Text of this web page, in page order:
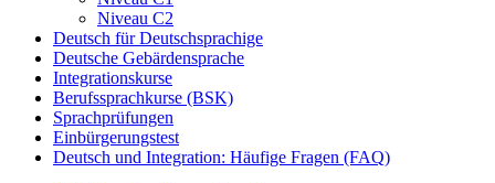
Niveau C2
Deutsch für Deutschsprachige
Deutsche Gebärdensprache
Integrationskurse
Berufssprachkurse (BSK)
Sprachprüfungen
Einbürgerungstest
Deutsch und Integration: Häufige Fragen (FAQ)